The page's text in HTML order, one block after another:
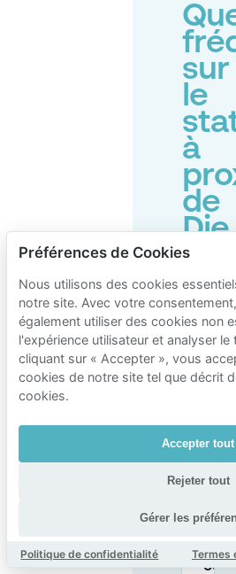
sur
le
à
de
Die
Où
me
près
à
est-
Préférences de Cookies
Nous utilisons des cookies
notre site. Avec votre
également utiliser des cookies non
l'expérience utilisateur et analyser le
cliquant sur « Accepter », vous
cookies de notre site tel que décrit
cookies.
Accepter tout
Rejeter tout
Gérer les
Politique de confidentialité Termes